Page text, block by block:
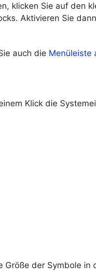
klicken Sie auf den
Aktivieren Sie
auch die Menüleiste
Klick die
Größe der Symbole in